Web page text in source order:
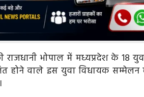
राजधानी भोपाल में मध्यप्रदेश के 18
होने वाले इस युवा विधायक सम्मेलन